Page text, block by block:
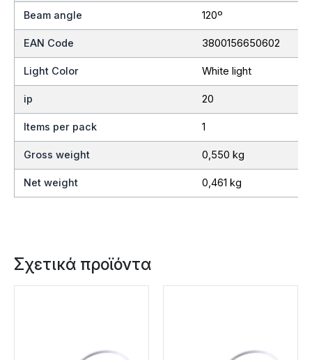
Beam angle 120º
EAN Code 3800156650602
Light Color White light
ip 20
Items per pack 1
Gross weight 0,550 kg
Net weight 0,461 kg
Σχετικά προϊόντα